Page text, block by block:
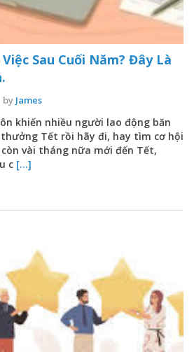
Sau Cuối Năm? Đây Là
by James
khiến nhiều người lao động băn
thưởng Tết rồi hãy đi, hay tìm cơ hội
vài tháng nữa mới đến Tết,
c [...]